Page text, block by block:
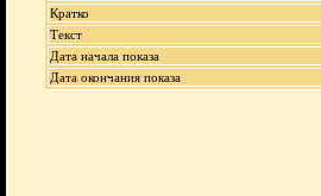
Кратко
Текст
Дата начала показа
Дата окончания показа